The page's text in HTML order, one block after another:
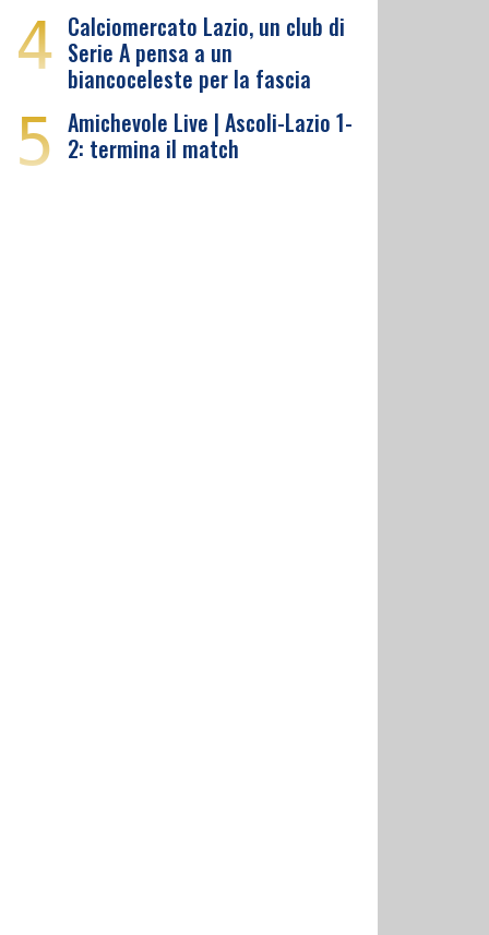
4 Calciomercato Lazio, un club di
Serie A pensa a un
biancoceleste per la fascia
5 Amichevole Live | Ascoli-Lazio 1-
2: termina il match